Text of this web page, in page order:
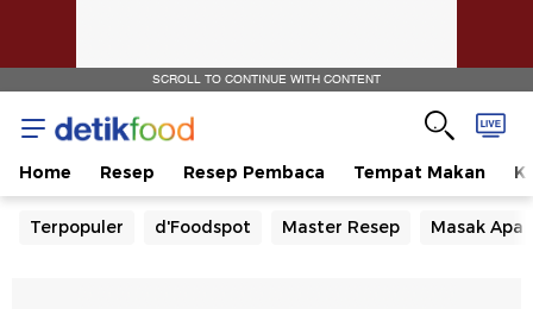
SCROLL TO CONTINUE WITH CONTENT
Home Resep Resep Pembaca Tempat Makan
Terpopuler d'Foodspot Master Resep Masak Apa